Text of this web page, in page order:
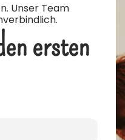
ersten
Unser Team